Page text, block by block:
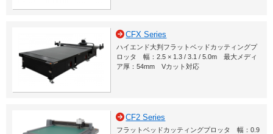
CFX Series
ハイエンド大判フラットベッドカッティングプ
ロッタ 幅：2.5 × 1.3 / 3.1 / 5.0m 最大メディ
ア厚：54mm Vカット対応
CF2 Series
フラットベッドカッティングプロッタ 幅：0.9